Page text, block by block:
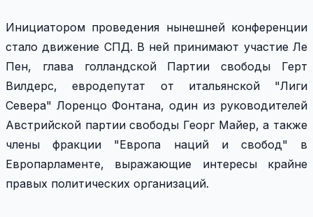
Инициатором проведения нынешней конференции
стало движение СПД. В ней принимают участие Ле
Пен, глава голландской Партии свободы Герт
Вилдерс, евродепутат от итальянской "Лиги
Севера" Лоренцо Фонтана, один из руководителей
Австрийской партии свободы Георг Майер, а также
члены фракции "Европа наций и свобод" в
Европарламенте, выражающие интересы крайне
правых политических организаций.